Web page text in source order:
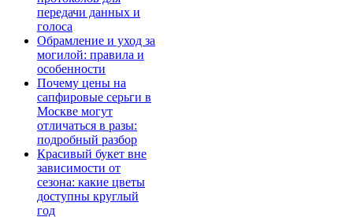
передачи данных и
голоса
Обрамление и уход за
могилой: правила и
особенности
Почему цены на
сапфировые серьги в
Москве могут
отличаться в разы:
подробный разбор
Красивый букет вне
зависимости от
сезона: какие цветы
доступны круглый
год